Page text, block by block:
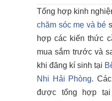
Tổng hợp kinh
chăm sóc mẹ và bé
hợp các kiến thức
mua sắm trước và
khi đăng kí sinh tại
Nhi Hải Phòng.
được tổng hợp tại